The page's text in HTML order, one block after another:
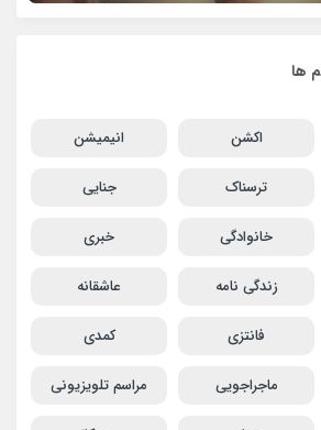
ها
اکشن انیمیشن
ترسناک جنایی
خانوادگی خبری
زندگی نامه عاشقانه
فانتزی کمدی
ماجراجویی مراسم تلویزیونی